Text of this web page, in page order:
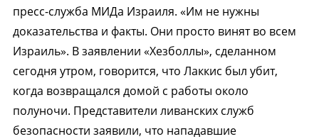
пресс-служба МИДа Израиля. «Им не нужны
доказательства и факты. Они просто винят во всем
Израиль». В заявлении «Хезболлы», сделанном
сегодня утром, говорится, что Лаккис был убит,
когда возвращался домой с работы около
полуночи. Представители ливанских служб
безопасности заявили, что нападавшие